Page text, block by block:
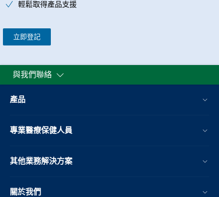
輕鬆取得產品支援
立即登記
與我們聯絡
產品
專業醫療保健人員
其他業務解決方案​
關於我們